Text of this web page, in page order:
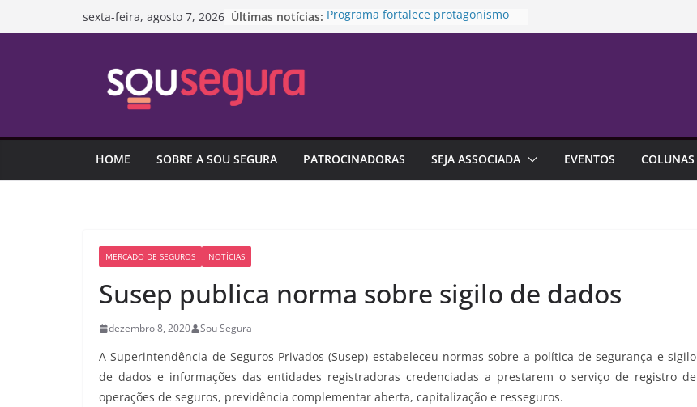
para
sexta-feira, agosto 7, 2026 Últimas notícias: Programa fortalece protagonismo
da rede de franquias
de conhecimento
Capitalização é alternativa de
HOME SOBRE A SOU SEGURA PATROCINADORAS SEJA ASSOCIADA EVENTOS COLUNAS
MERCADO DE SEGUROS NOTÍCIAS
Susep publica norma sobre sigilo de dados
dezembro 8, 2020 Sou Segura
A Superintendência de Seguros Privados (Susep) estabeleceu normas sobre a política de segurança e sigilo
de dados e informações das entidades registradoras credenciadas a prestarem o serviço de registro de
operações de seguros, previdência complementar aberta, capitalização e resseguros.